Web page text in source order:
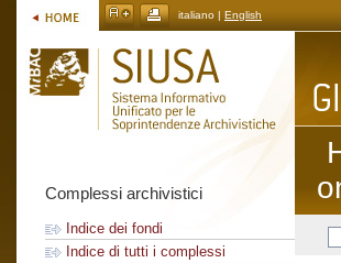
italiano | English
Complessi archivistici
Indice dei fondi
Indice di tutti i complessi